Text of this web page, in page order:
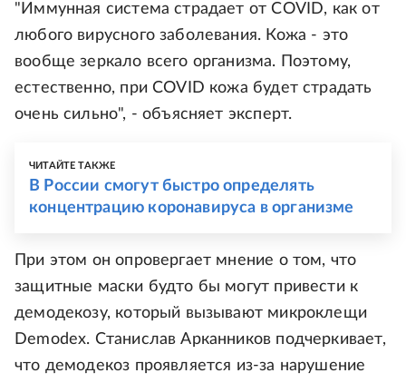
"Иммунная система страдает от COVID, как от
любого вирусного заболевания. Кожа - это
вообще зеркало всего организма. Поэтому,
естественно, при COVID кожа будет страдать
очень сильно", - объясняет эксперт.
ЧИТАЙТЕ ТАКЖЕ
В России смогут быстро определять
концентрацию коронавируса в организме
При этом он опровергает мнение о том, что
защитные маски будто бы могут привести к
демодекозу, который вызывают микроклещи
Demodex. Станислав Арканников подчеркивает,
что демодекоз проявляется из-за нарушение